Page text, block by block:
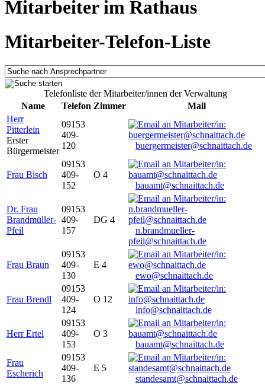
Mitarbeiter im Rathaus
Mitarbeiter-Telefon-Liste
Telefonliste der Mitarbeiter/innen der Verwaltung
Name
Telefon Zimmer
Mail
Herr
Pitterlein
Erster
Bürgermeister
09153
409-
120
buergermeister@schnaittach.de
Frau Bisch
09153
409-
152
O 4
bauamt@schnaittach.de
Dr. Frau
Brandmüller-
Pfeil
09153
409-
157
DG 4
n.brandmueller-
pfeil@schnaittach.de
Frau Braun
09153
409-
130
E 4
ewo@schnaittach.de
Frau Brendl
09153
409-
124
O 12
info@schnaittach.de
Herr Ertel
09153
409-
153
O 3
bauamt@schnaittach.de
Frau
Escherich
09153
409-
136
E 5
standesamt@schnaittach.de